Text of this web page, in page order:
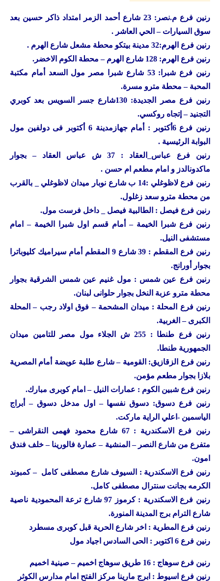
رنين
فرع م.نصر: 23 شارع أحمد الزمر امتداد ذاكر حسين بعد
سوق السيارات – الحي العاشر .
رنين فرع الهرم:32 مدينة بيتكو محطة مشعل شارع الهرم .
رنين فرع الهرم: 128 شارع الهرم – محطة الكوم الاخضر.
رنين
فرع شبرا: 53 شارع شبرا مصر مول السعد أمام مكتبة
المحبة – محطة مترو مسرة.
رنين
فرع مصر الجديدة: 130شارع جسر السويس بعد كوبري
التجنيد – إتجاه روكسي.
رنين
فرع 6أكتوبر : أمام جهازمدينة 6 أكتوبر فى دولفين مول
البوابة الرئيسية .
رنين
فرع عباس_العقاد : 37 ش عباس العقاد – بجوار
ماكدونالدز و امام مطعم ام حسن .
رنين
فرع لاظوغلي :14 ب شارع نوبار ميدان لاظوغلي _ بالقرب
من محطة مترو سعد زغلول.
رنين فرع فيصل : الطالبية فيصل _ داخل فرست مول.
رنين فرع شبرا الخيمة – أمام قسم اول شبرا الخيمة – امام
مستشفى النيل.
رنين
فرع المقطم : 39 شارع 9 المقطم أمام سيراميك كليوباترا
بجوار أورانج.
رنين فرع عين شمس : مول غنيم عين شمس الشرقية بجوار
محطة مترو عزبة النخل بجوار حلوانى لبنان.
رنين فرع المحلة : ميدان المشحمة – فوق اولاد رجب – المحلة
الكبرى – الغربية.
رنين
فرع طنطا : 255 ش الجلاء مول مصر للتامين ميدان
الجمهورية طنطا.
رنين فرع الزقازيق: القومية – شارع طلبة عويضة أمام المصرية
بلازا بجوار مطعم مؤمن.
رنين فرع شبين الكوم : عمارات النيل – امام كوبرى مبارك.
رنين فرع دسوق: دسوق نفسها – اول مدخل دسوق – أبراج
الياسمين -اعلي الراية ماركت.
رنين
فرع الاسكندرية : 67 شارع محمود فهمى النقراشى –
متفرع من شارع النصر – المنشية – عمارة فالورينا – خلف فندق
امون.
رنين فرع الاسكندرية : السيوف شارع مصطفى كامل – كمبوند
الكرمه بجانت سنترال مصطفى كامل.
رنين
فرع الاسكندرية : كرموز 97 شارع ترعة المحمودية ناصية
شارع الترام برج المدينة المنورة.
رنين فرع المطرية : اخر شارع الحرية قبل كوبرى مسطرد
رنين فرع 6 اكتوبر : الحى السادس اجياد مول
رنين فرع سوهاج : 16 طريق سوهاج اخميم – صينية اخميم
رنين فرع اسيوط : ابرج مارينا مركز الفتح امام مدارس الكوثر